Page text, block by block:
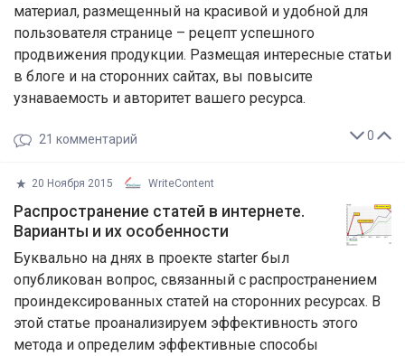
материал, размещенный на красивой и удобной для
пользователя странице – рецепт успешного
продвижения продукции. Размещая интересные статьи
в блоге и на сторонних сайтах, вы повысите
узнаваемость и авторитет вашего ресурса.
0
21 комментарий
20 Ноября 2015 WriteContent
Распространение статей в интернете.
Варианты и их особенности
Буквально на днях в проекте starter был
опубликован вопрос, связанный с распространением
проиндексированных статей на сторонних ресурсах. В
этой статье проанализируем эффективность этого
метода и определим эффективные способы